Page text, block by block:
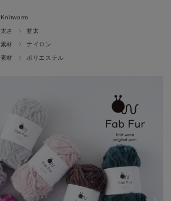
Knitworm
太さ 並太
素材 ナイロン
素材 ポリエステル